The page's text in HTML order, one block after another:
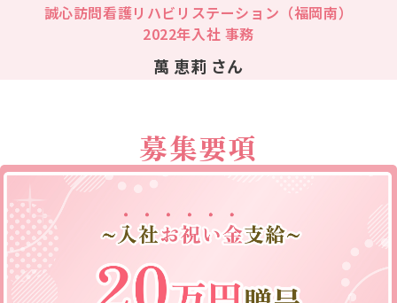
誠心訪問看護リハビリステーション（福岡南）
2022年入社 事務
萬 恵莉 さん
募集要項